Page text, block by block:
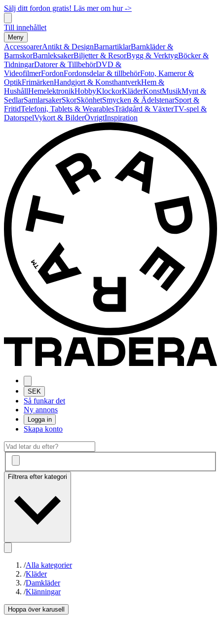
Sälj ditt fordon gratis! Läs mer om hur ->
Till innehållet
Meny
AccessoarerAntikt & DesignBarnartiklarBarnkläder &
BarnskorBarnleksakerBiljetter & ResorBygg & VerktygBöcker &
TidningarDatorer & TillbehörDVD &
VideofilmerFordonFordonsdelar & tillbehörFoto, Kameror &
OptikFrimärkenHandgjort & KonsthantverkHem &
HushållHemelektronikHobbyKlockorKläderKonstMusikMynt &
SedlarSamlarsakerSkorSkönhetSmycken & ÄdelstenarSport &
FritidTelefoni, Tablets & WearablesTrädgård & VäxterTV-spel &
DatorspelVykort & BilderÖvrigtInspiration
SEK
Så funkar det
Ny annons
Logga in
Skapa konto
Filtrera efter kategori
/Alla kategorier
/Kläder
/Damkläder
/Klänningar
Hoppa över karusell